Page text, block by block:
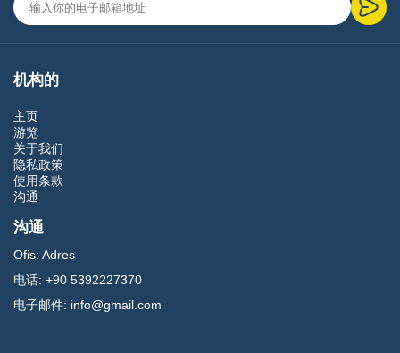
机构的
主页
游览
关于我们
隐私政策
使用条款
沟通
沟通
Ofis: Adres
电话: +90 5392227370
电子邮件: info@gmail.com